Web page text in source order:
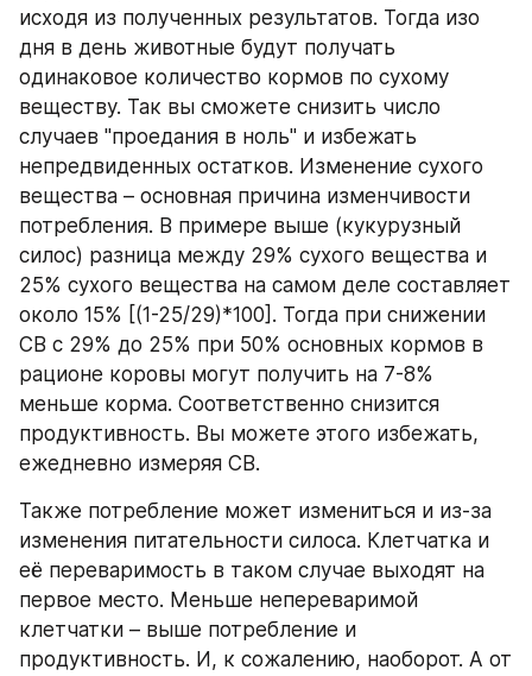
исходя из полученных результатов. Тогда изо
дня в день животные будут получать
одинаковое количество кормов по сухому
веществу. Так вы сможете снизить число
случаев "проедания в ноль" и избежать
непредвиденных остатков. Изменение сухого
вещества – основная причина изменчивости
потребления. В примере выше (кукурузный
силос) разница между 29% сухого вещества и
25% сухого вещества на самом деле составляет
около 15% [(1-25/29)*100]. Тогда при снижении
СВ с 29% до 25% при 50% основных кормов в
рационе коровы могут получить на 7-8%
меньше корма. Соответственно снизится
продуктивность. Вы можете этого избежать,
ежедневно измеряя СВ.
Также потребление может измениться и из-за
изменения питательности силоса. Клетчатка и
её переваримость в таком случае выходят на
первое место. Меньше непереваримой
клетчатки – выше потребление и
продуктивность. И, к сожалению, наоборот. А от